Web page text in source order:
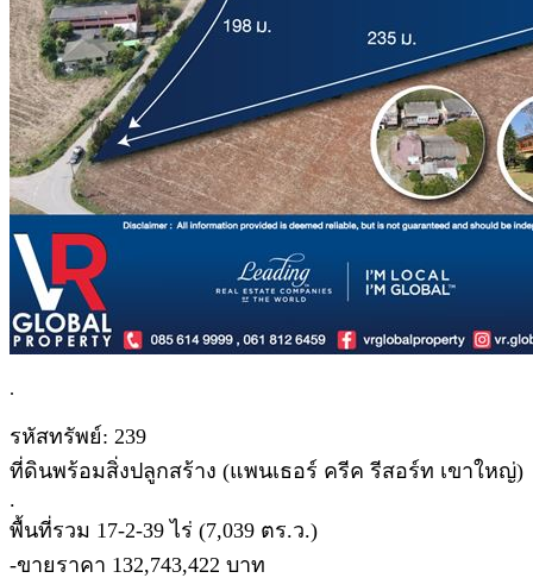
.
รหัสทรัพย์: 239
ที่ดินพร้อมสิ่งปลูกสร้าง (แพนเธอร์ ครีค รีสอร์ท เขาใหญ่)
.
พื้นที่รวม 17-2-39 ไร่ (7,039 ตร.ว.)
-ขายราคา 132,743,422 บาท